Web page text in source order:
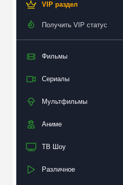
VIP раздел
Получить VIP статус
Фильмы
Сериалы
Мультфильмы
Аниме
ТВ Шоу
Различное